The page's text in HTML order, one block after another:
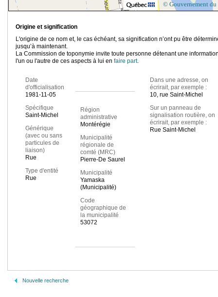
© Gouvernement du
Origine et signification
L'origine de ce nom et, le cas échéant, sa signification n’ont pu être
jusqu’à maintenant.
La Commission de toponymie invite toute personne détenant une
l'un ou l'autre de ces aspects à lui en faire part.
Date
d'officialisation
1981-11-05
Spécifique
Saint-Michel
Générique
(avec ou sans
particules de
liaison)
Rue
Type d'entité
Rue
Région
administrative
Montérégie
Municipalité
régionale de
comté (MRC)
Pierre-De Saurel
Municipalité
Yamaska
(Municipalité)
Code
géographique de
la municipalité
53072
Dans une adresse, on
écrirait, par exemple :
10, rue Saint-Michel
Sur un panneau de
signalisation routière, on
écrirait, par exemple :
Rue Saint-Michel
Nouvelle recherche